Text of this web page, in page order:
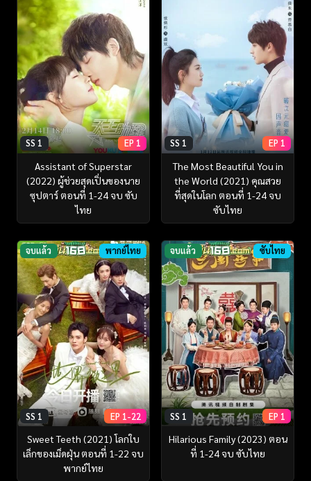
SS 1 EP 1
Assistant of Superstar
(2022) ผู้ช่วยสุดเปิ่นของนาย
ซุปตาร์ ตอนที่ 1-24 จบ ซับ
ไทย
SS 1 EP 1
The Most Beautiful You in
the World (2021) คุณสวย
ที่สุดในโลก ตอนที่ 1-24 จบ
ซับไทย
จบแล้ว พากย์ไทย
SS 1 EP 1-22
Sweet Teeth (2021) โลกใบ
เล็กของเม็ดฝุ่น ตอนที่ 1-22 จบ
พากย์ไทย
จบแล้ว ซับไทย
SS 1 EP 1
Hilarious Family (2023) ตอน
ที่ 1-24 จบ ซับไทย